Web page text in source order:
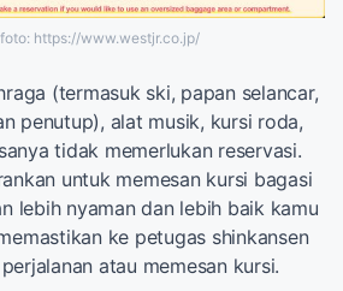
https://www.westjr.co.jp/
(termasuk ski, papan selancar,
penutup), alat musik, kursi roda,
tidak memerlukan reservasi.
untuk memesan kursi bagasi
lebih nyaman dan lebih baik kamu
ke petugas shinkansen
atau memesan kursi.